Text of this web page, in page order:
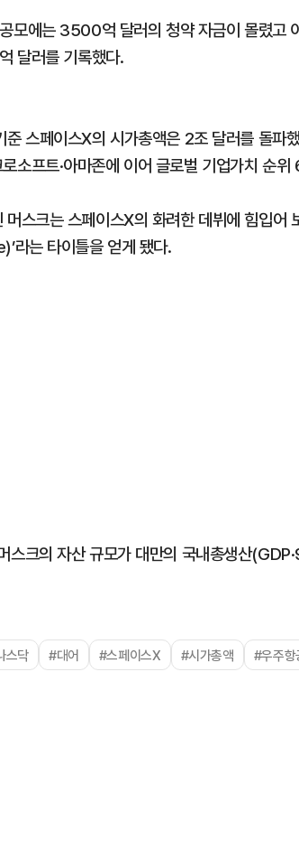
모에는 3500억 달러의 청약 자금이 몰렸고
달러를 기록했다.
준 스페이스X의 시가총액은 2조 달러를 돌파
로소프트·아마존에 이어 글로벌 기업가치 순
머스크는 스페이스X의 화려한 데뷔에 힘입어
라는 타이틀을 얻게 됐다.
스크의 자산 규모가 대만의 국내총생산
스닥 #대어 #스페이스X #시가총액 #우주항